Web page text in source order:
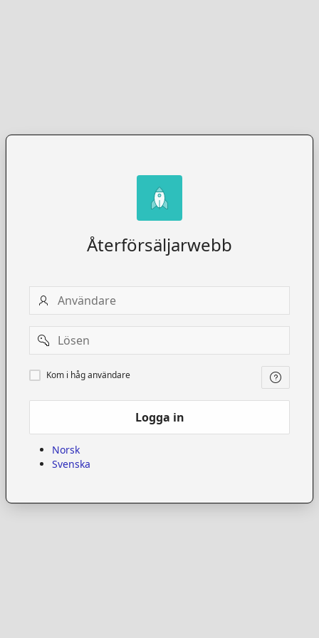
Återförsäljarwebb
Användare
Password
Kom
i
Kom i håg användare
Logga in
Norsk
Svenska